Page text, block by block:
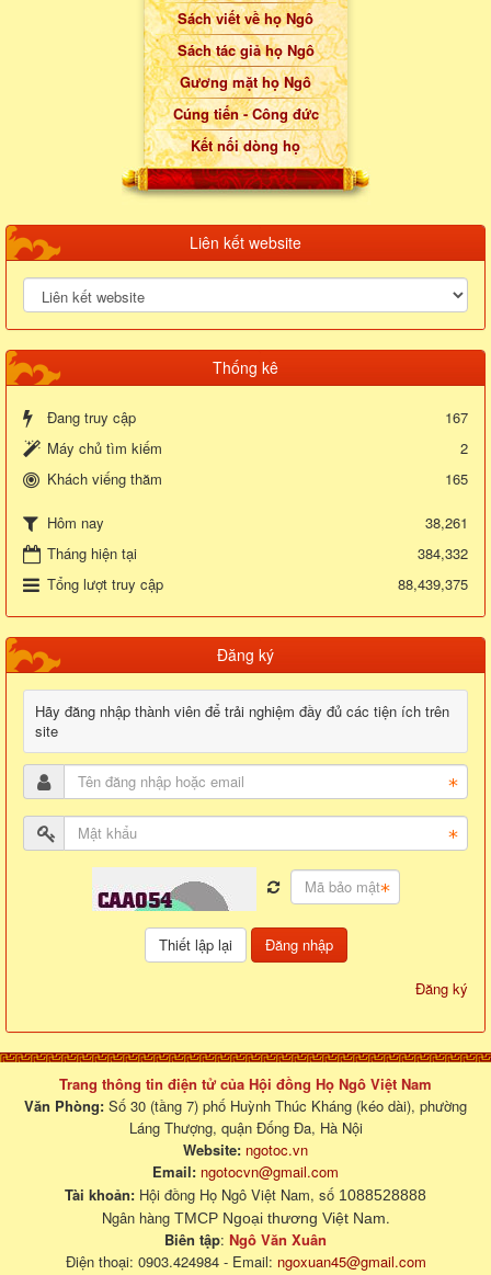
Sách viết về họ Ngô
Sách tác giả họ Ngô
Gương mặt họ Ngô
Cúng tiến - Công đức
Kết nối dòng họ
Liên kết website
Thống kê
Đang truy cập
167
Máy chủ tìm kiếm
2
Khách viếng thăm
165
Hôm nay
38,261
Tháng hiện tại
384,332
Tổng lượt truy cập
88,439,375
Đăng ký
Hãy đăng nhập thành viên để trải nghiệm đầy đủ các tiện ích trên
site
Đăng nhập
Đăng ký
Trang thông tin điện tử của Hội đồng Họ Ngô Việt Nam
Văn Phòng: Số 30 (tầng 7) phố Huỳnh Thúc Kháng (kéo dài), phường
Láng Thượng, quận Đống Đa, Hà Nội
Website: ngotoc.vn
Email: ngotocvn@gmail.com
Tài khoản: Hội đồng Họ Ngô Việt Nam, số 1088528888
Ngân hàng TMCP Ngoại thương Việt Nam.
Biên tập: Ngô Văn Xuân
Điện thoại: 0903.424984 - Email: ngoxuan45@gmail.com